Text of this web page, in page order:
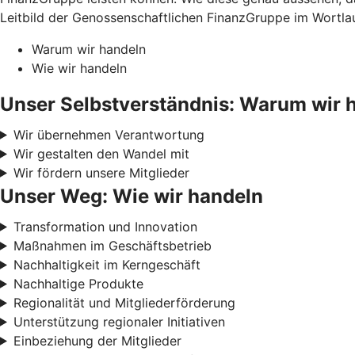
Leitbild der Genossenschaftlichen FinanzGruppe im
Warum wir handeln
Wie wir handeln
Unser Selbstverständnis: Warum wir
Wir übernehmen Verantwortung
Wir gestalten den Wandel mit
Wir fördern unsere Mitglieder
Unser Weg: Wie wir handeln
Transformation und Innovation
Maßnahmen im Geschäftsbetrieb
Nachhaltigkeit im Kerngeschäft
Nachhaltige Produkte
Regionalität und Mitgliederförderung
Unterstützung regionaler Initiativen
Einbeziehung der Mitglieder